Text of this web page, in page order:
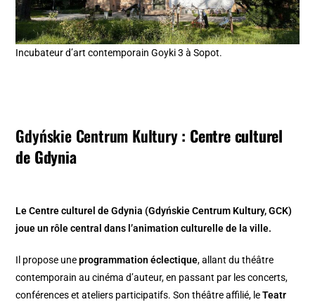
Incubateur d’art contemporain Goyki 3 à Sopot.
Gdyńskie Centrum Kultury: Centre culturel
de Gdynia
Le Centre culturel de Gdynia (Gdyńskie Centrum Kultury, GCK)
joue un rôle central dans l’animation culturelle de la ville.
Il propose uneprogrammation éclectique, allant du théâtre
contemporain au cinéma d’auteur, en passant par les concerts,
conférences et ateliers participatifs. Son théâtre affilié, leTeatr